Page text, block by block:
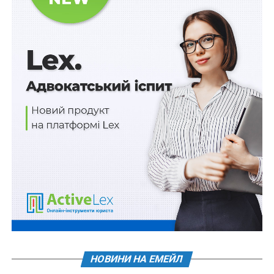
постанови Кабінету Міністрів України від 10 лютого
2023 р. № 118, якою затверджений
Порядок
використання коштів фонду ліквідації наслідків
збройної агресії
, що на деякий час затримає
компенсацію за знищене та пошкоджене майно», –
прокоментувалив АМУ.
Про унікальні документи Національного
архівного фонду
Нові порядки використання та повернення
коштів фонду соціального захисту осіб з
Визнання «днр» і «лнр» утворює склад
НОВИНИ НА ЕМЕЙЛ